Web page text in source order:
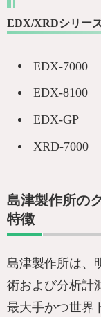
EDX/XRDシリー
EDX-7000
EDX-8100
EDX-GP
XRD-7000
島津製作所の
特徴
島津製作所は、
術および分析計
最大手かつ世界